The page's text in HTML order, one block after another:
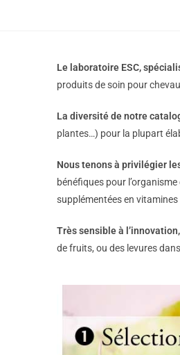
Le laboratoire ESC,
produits de soin pour
La diversité de notre
plantes…) pour la plupart
Nous tenons à privilégier
bénéfiques pour
supplémentées en
Très sensible à
de fruits, ou des levures